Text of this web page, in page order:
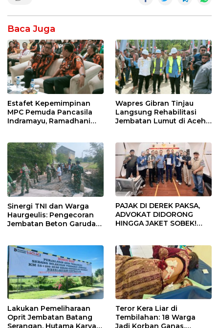
Baca Juga
Estafet Kepemimpinan
MPC Pemuda Pancasila
Indramayu, Ramadhani
Muscablub
Wapres Gibran Tinjau
Langsung Rehabilitasi
Jembatan Lumut di Aceh
Sinergi TNI dan Warga
Haurgeulis: Pengecoran
Jembatan Beton Garuda
PAJAK DI DEREK PAKSA,
ADVOKAT DIDORONG
HINGGA JAKET SOBEK!
Pekanbaru!
Lakukan Pemeliharaan
Oprit Jembatan Batang
Serangan, Hutama Karya
Teror Kera Liar di
Tembilahan: 18 Warga
Jadi Korban Ganas,